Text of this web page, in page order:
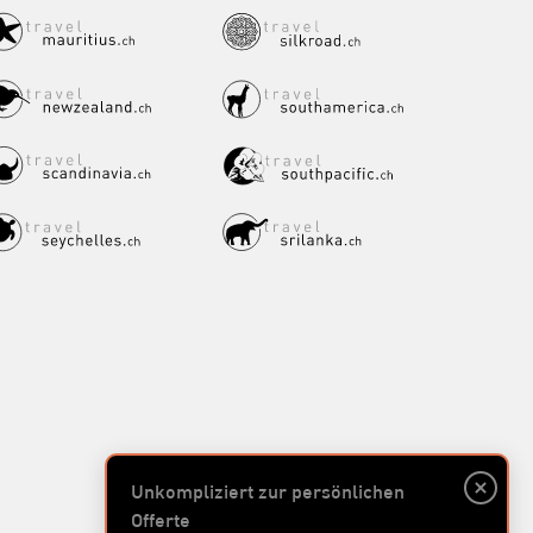
Unkompliziert zur persönlichen
Offerte